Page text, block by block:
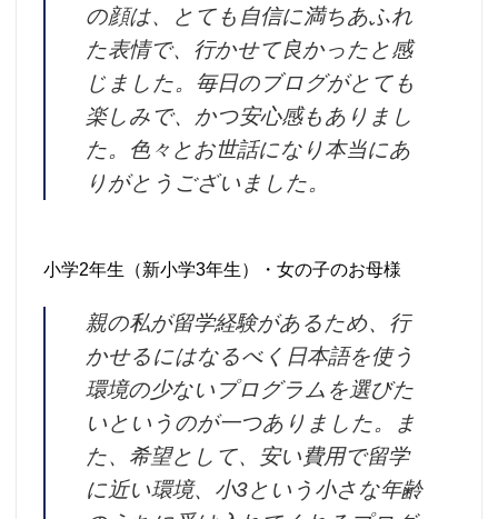
の顔は、とても自信に満ちあふれ
た表情で、行かせて良かったと感
じました。毎日のブログがとても
楽しみで、かつ安心感もありまし
た。色々とお世話になり本当にあ
りがとうございました。
小学2年生（新小学3年生）・女の子のお母様
親の私が留学経験があるため、行
かせるにはなるべく日本語を使う
環境の少ないプログラムを選びた
いというのが一つありました。ま
た、希望として、安い費用で留学
に近い環境、小3という小さな年齢